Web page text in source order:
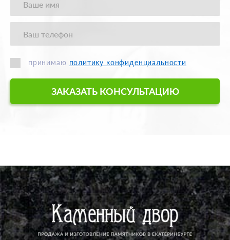
принимаю политику конфиденциальности
ЗАКАЗАТЬ КОНСУЛЬТАЦИЮ